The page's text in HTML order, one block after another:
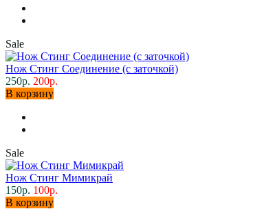
Sale
Нож Стинг Соединение (с заточкой)
250р. 200р.
В корзину
Sale
Нож Стинг Мимикрай
150р. 100р.
В корзину